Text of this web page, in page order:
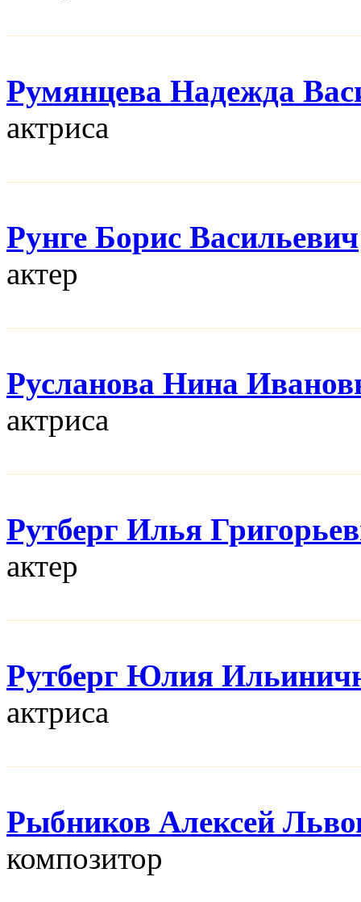
Румянцева Надежда
актриса
Рунге Борис Васильевич
актер
Русланова Нина
актриса
Рутберг Илья
актер
Рутберг Юлия
актриса
Рыбников Алексей
композитор